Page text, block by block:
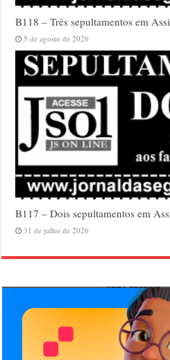
B118 – Três sepultamentos em
5 de agosto de 2026
B117 – Dois sepultamentos em
31 de julho de 2026